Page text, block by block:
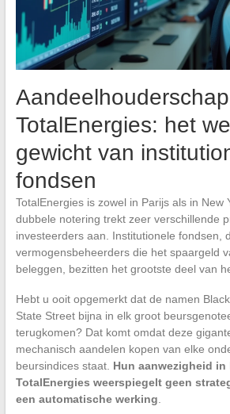
TotalEnergies: het
gewicht van
fondsen
TotalEnergies is zowel in Parijs als in New
dubbele notering trekt zeer verschillende
investeerders aan. Institutionele fondsen,
vermogensbeheerders die het spaargeld
beleggen, bezitten het grootste deel van
Hebt u ooit opgemerkt dat de namen
State Street bijna in elk groot
terugkomen? Dat komt omdat deze
mechanisch aandelen kopen van elke
beursindices staat. Hun aanwezigheid
TotalEnergies weerspiegelt geen
een automatische werking